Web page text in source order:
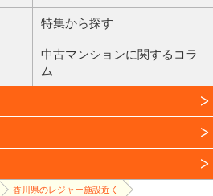
特集から探す
中古マンションに関するコラ
ム
香川県のレジャー施設近く